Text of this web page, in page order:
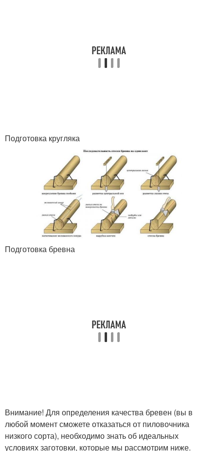
Подготовка кругляка
Подготовка бревна
Внимание! Для определения качества бревен (вы в
любой момент сможете отказаться от пиловочника
низкого сорта), необходимо знать об идеальных
условиях заготовки, которые мы рассмотрим ниже.